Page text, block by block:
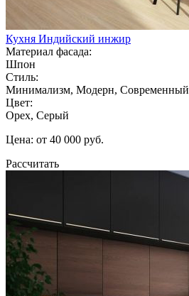
Кухня Индийский инжир
Материал фасада:
Шпон
Стиль:
Минимализм, Модерн, Современный
Цвет:
Орех, Серый
Цена: от 40 000 руб.
Рассчитать